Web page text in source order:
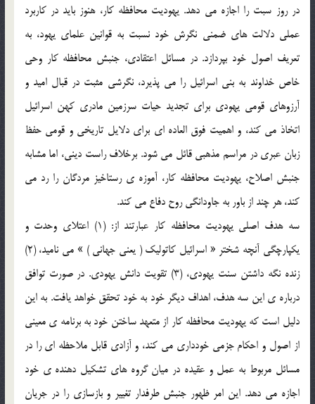
در روز سبت را اجازه مي دهد. يهوديت محافظه كار، هنوز بايد در كاربرد
عملي دلالت هاي ضمني نگرش خود نسبت به قوانين علماي يهود، به
تعريف اصول خود بپردازد. در مسائل اعتقادي، جنبش محافظه كار وحي
خاص خداوند به بني اسرائيل را مي پذيرد، نگرشي مثبت در قبال اميد و
آرزوهاي قومي يهودي براي تجديد حيات سرزمين مادري كهن اسرائيل
اتخاذ مي كند، و اهميت فوق العاده اي براي دلايل تاريخي و قومي حفظ
زبان عبري در مراسم مذهبي قائل مي شود. برخلاف راست ديني، اما مشابه
جنبش اصلاح، يهوديت محافظه كار، آموزه ي رستاخيز مردگان را رد مي
كند، هر چند از باور به جاودانگي روح دفاع مي كند.
سه هدف اصلي يهوديت محافظه كار عبارتند از: (1) اعتلاي وحدت و
يكپارچگي آنچه شختر « اسرائيل كاتوليك ( ‌يعني جهاني ) » مي ناميد، (2)
زنده نگه داشتن سنت يهودي، (3) تقويت دانش يهودي. در صورت توافق
درباره ي اين سه هدف، اهداف ديگر خود به خود تحقق خواهد يافت. به اين
دليل است كه يهوديت محافظه كار از متعهد ساختن خود به برنامه ي معيني
از اصول و احكام جزمي خودداري مي كند، و آزادي قابل ملاحظه اي را در
مسائل مربوط به عمل و عقيده در ميان گروه هاي تشكيل دهنده ي خود
اجازه مي دهد. اين امر ظهور جنبش طرفدار تغيير و بازسازي را در جريان